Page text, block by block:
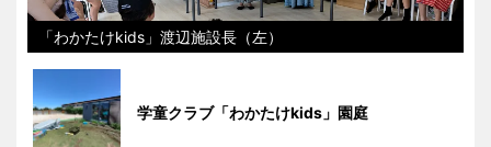
「わかたけkids」渡辺施設長（左）
学童クラブ「わかたけkids」園庭